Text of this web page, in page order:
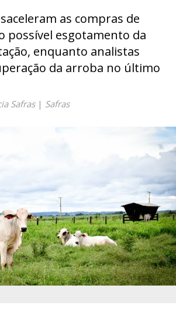
as compras de
possível esgotamento da
enquanto analistas
da arroba no último
Safras| Safras